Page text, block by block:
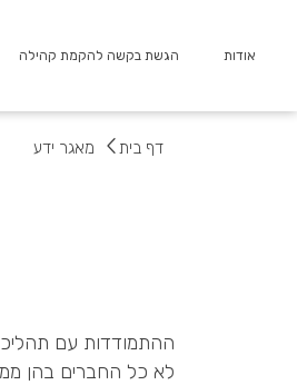
אודות הגשת בקשה להקמת קהילה
דף בית מאגר ידע
ההתמודדות עם
לא כל החברים בהן